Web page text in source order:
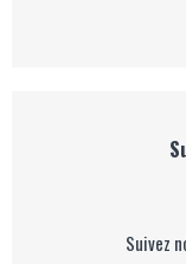
Suivez